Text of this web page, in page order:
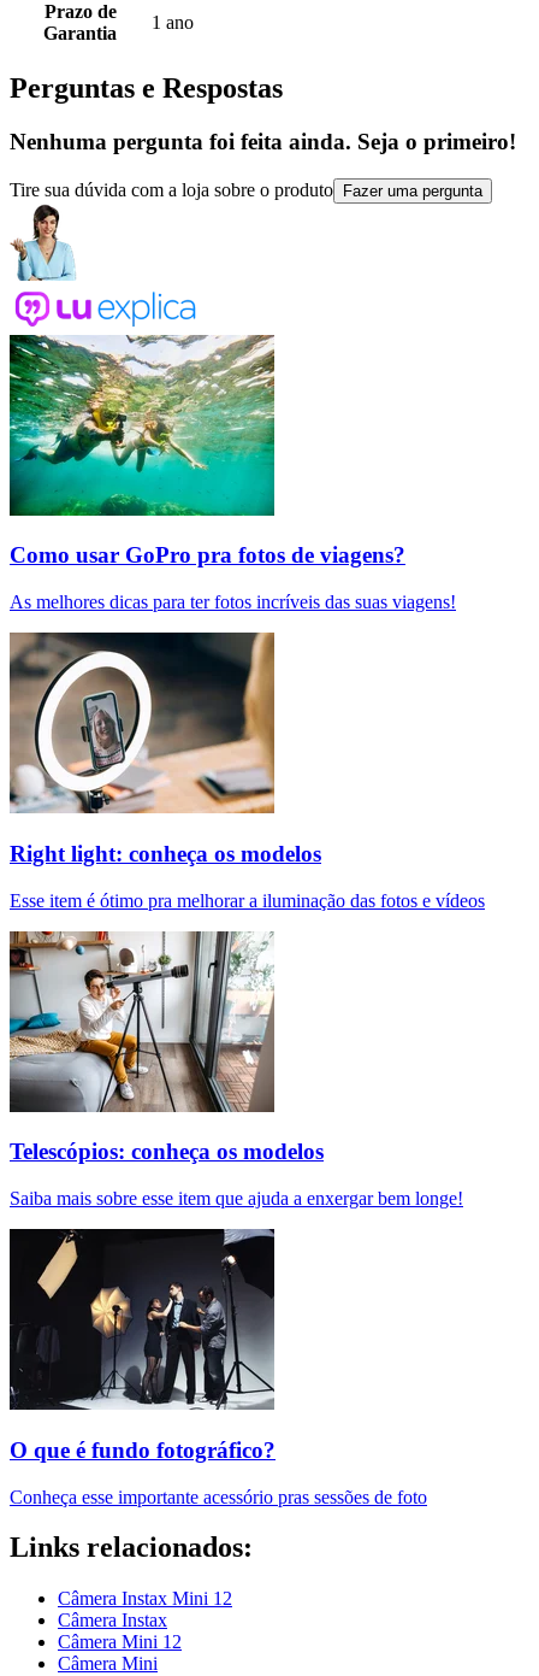
Prazo de
Garantia
1 ano
Perguntas e Respostas
Nenhuma pergunta foi feita ainda. Seja o primeiro!
Tire sua dúvida com a loja sobre o produto Fazer uma pergunta
Como usar GoPro pra fotos de viagens?
As melhores dicas para ter fotos incríveis das suas viagens!
Right light: conheça os modelos
Esse item é ótimo pra melhorar a iluminação das fotos e vídeos
Telescópios: conheça os modelos
Saiba mais sobre esse item que ajuda a enxergar bem longe!
O que é fundo fotográfico?
Conheça esse importante acessório pras sessões de foto
Links relacionados:
Câmera Instax Mini 12
Câmera Instax
Câmera Mini 12
Câmera Mini